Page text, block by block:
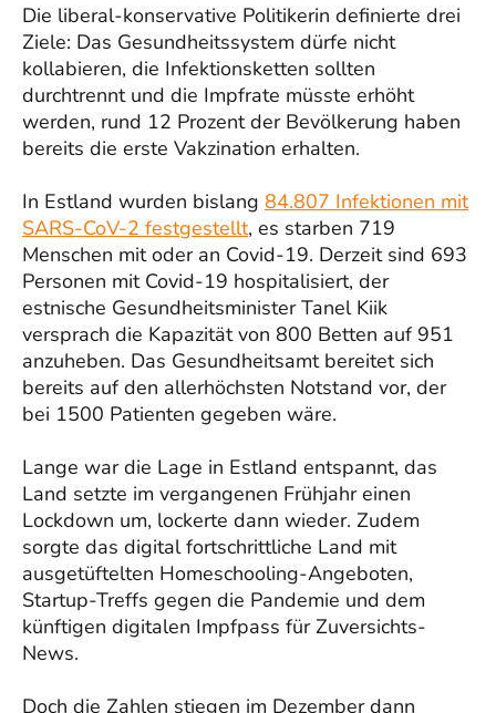
Die liberal-konservative Politikerin definierte drei
Ziele: Das Gesundheitssystem dürfe nicht
kollabieren, die Infektionsketten sollten
durchtrennt und die Impfrate müsste erhöht
werden, rund 12 Prozent der Bevölkerung haben
bereits die erste Vakzination erhalten.
In Estland wurden bislang 84.807 Infektionen mit
SARS-CoV-2 festgestellt, es starben 719
Menschen mit oder an Covid-19. Derzeit sind 693
Personen mit Covid-19 hospitalisiert, der
estnische Gesundheitsminister Tanel Kiik
versprach die Kapazität von 800 Betten auf 951
anzuheben. Das Gesundheitsamt bereitet sich
bereits auf den allerhöchsten Notstand vor, der
bei 1500 Patienten gegeben wäre.
Lange war die Lage in Estland entspannt, das
Land setzte im vergangenen Frühjahr einen
Lockdown um, lockerte dann wieder. Zudem
sorgte das digital fortschrittliche Land mit
ausgetüftelten Homeschooling-Angeboten,
Startup-Treffs gegen die Pandemie und dem
künftigen digitalen Impfpass für Zuversichts-
News.
Doch die Zahlen stiegen im Dezember dann